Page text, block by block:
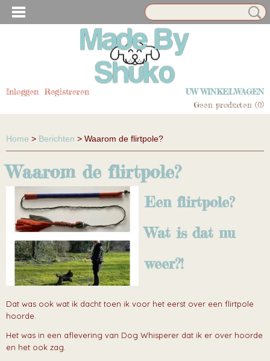
Inloggen Registreren
UW WINKELWAGEN
Geen producten (0)
Home > Berichten > Waarom de flirtpole?
Waarom de flirtpole?
Een flirtpole?
Wat is dat nu
weer?!
Dat was ook wat ik dacht toen ik voor het eerst over een flirtpole
hoorde.
Het was in een aflevering van Dog Whisperer dat ik er over hoorde
en het ook zag.
EN HUISDIER ACCESSOIRES
EN HUISDIER ACCESSOIRES